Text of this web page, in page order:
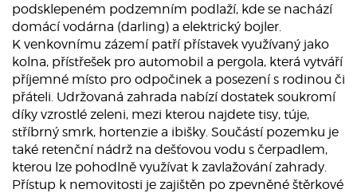
podsklepeném podzemním podlaží, kde se nachází
domácí vodárna (darling) a elektrický bojler.
K venkovnímu zázemí patří přístavek využívaný jako
kolna, přístřešek pro automobil a pergola, která vytváří
příjemné místo pro odpočinek a posezení s rodinou či
přáteli. Udržovaná zahrada nabízí dostatek soukromí
díky vzrostlé zeleni, mezi kterou najdete tisy, túje,
stříbrný smrk, hortenzie a ibišky. Součástí pozemku je
také retenční nádrž na dešťovou vodu s čerpadlem,
kterou lze pohodlně využívat k zavlažování zahrady.
Přístup k nemovitosti je zajištěn po zpevněné štěrkové